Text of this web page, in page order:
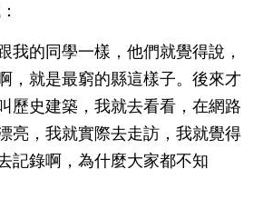
我的同學一樣，他們就覺得說，
，就是最窮的縣這樣子。後來才
歷史建築，我就去看看，在網路
亮，我就實際去走訪，我就覺得
記錄啊，為什麼大家都不知